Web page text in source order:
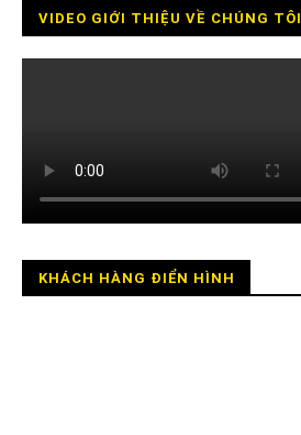
VIDEO GIỚI THIỆU VỀ CHÚNG TÔI
KHÁCH HÀNG ĐIỂN HÌNH